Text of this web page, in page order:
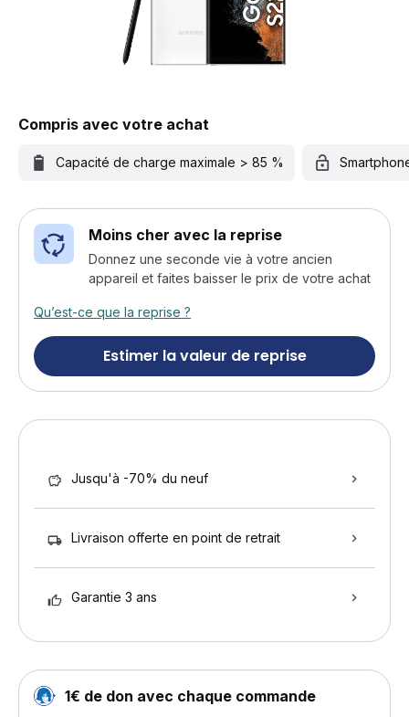
Compris avec votre achat
Capacité de charge maximale > 85 %
Moins cher avec la reprise
Donnez une seconde vie à votre ancien
appareil et faites baisser le prix de votre achat
Qu’est-ce que la reprise ?
Estimer la valeur de reprise
Jusqu'à -70% du neuf
Livraison offerte en point de retrait
Garantie 3 ans
1€ de don avec chaque commande